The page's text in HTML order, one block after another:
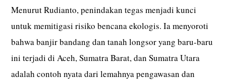
Menurut Rudianto, penindakan tegas menjadi kunci
untuk memitigasi risiko bencana ekologis. Ia menyoroti
bahwa banjir bandang dan tanah longsor yang baru-baru
ini terjadi di Aceh, Sumatra Barat, dan Sumatra Utara
adalah contoh nyata dari lemahnya pengawasan dan